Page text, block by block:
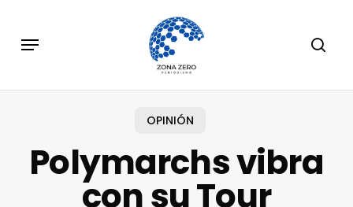
main
Menu
OPINIÓN
Polymarchs vibra
con su Tour